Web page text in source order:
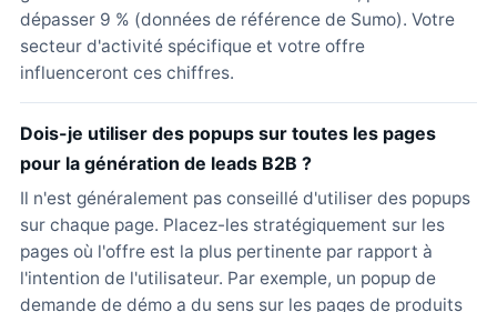
dépasser 9 % (données de référence de Sumo). Votre
secteur d'activité spécifique et votre offre
influenceront ces chiffres.
Dois-je utiliser des popups sur toutes les pages
pour la génération de leads B2B ?
Il n'est généralement pas conseillé d'utiliser des popups
sur chaque page. Placez-les stratégiquement sur les
pages où l'offre est la plus pertinente par rapport à
l'intention de l'utilisateur. Par exemple, un popup de
demande de démo a du sens sur les pages de produits